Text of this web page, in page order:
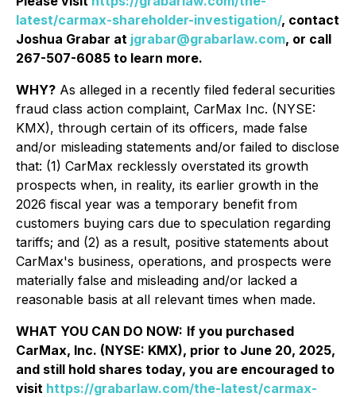
latest/carmax-shareholder-investigation/, contact
Joshua Grabar at jgrabar@grabarlaw.com, or call
267-507-6085 to learn more.
WHY? As alleged in a recently filed federal securities
fraud class action complaint, CarMax Inc. (NYSE:
KMX), through certain of its officers, made false
and/or misleading statements and/or failed to disclose
that: (1) CarMax recklessly overstated its growth
prospects when, in reality, its earlier growth in the
2026 fiscal year was a temporary benefit from
customers buying cars due to speculation regarding
tariffs; and (2) as a result, positive statements about
CarMax's business, operations, and prospects were
materially false and misleading and/or lacked a
reasonable basis at all relevant times when made.
WHAT YOU CAN DO NOW: If you purchased
CarMax, Inc. (NYSE: KMX), prior to June 20, 2025,
and still hold shares today, you are encouraged to
visit https://grabarlaw.com/the-latest/carmax-